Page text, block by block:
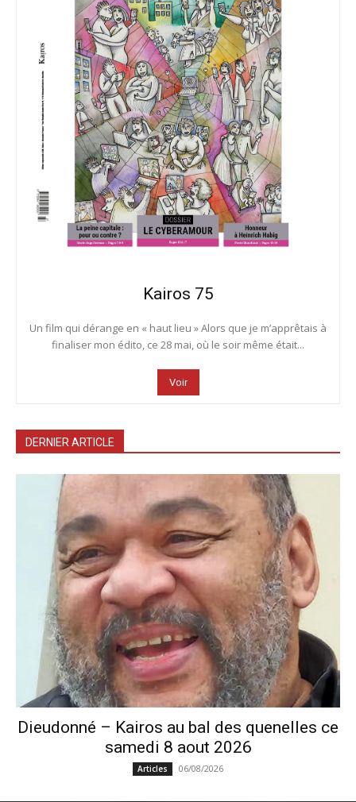
Kairos 75
Un film qui dérange en « haut lieu » Alors que je m’apprêtais à
finaliser mon édito, ce 28 mai, où le soir même était...
Voir
DERNIER ARTICLE
Dieudonné – Kairos au bal des quenelles ce
samedi 8 aout 2026
Articles 06/08/2026